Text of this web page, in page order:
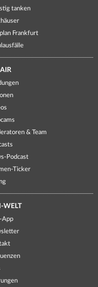
tanken
Frankfurt
& Team
Podcast
Ticker
WELT
App